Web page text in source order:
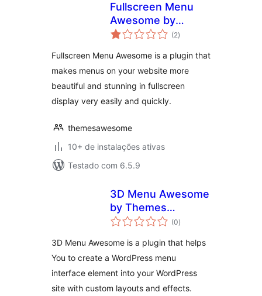
Fullscreen Menu
Awesome by
Themes Awesome
(2total
de
)
Fullscreen Menu Awesome is a plugin that
makes menus on your website more
beautiful and stunning in fullscreen
display very easily and quickly.
themesawesome
10+ de instalações ativas
Testado com 6.5.9
3D Menu Awesome
by Themes
Awesome
(0total
de
)
3D Menu Awesome is a plugin that helps
You to create a WordPress menu
interface element into your WordPress
site with custom layouts and effects.